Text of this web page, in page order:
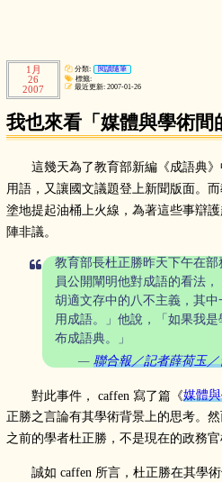
1月
26
2007
分類:
閱讀隨筆
標籤:
最近更新: 2007-01-26
我也來看「媒體與學術間
這幾天為了教育部新編《成語典
用語，又讓國文議題登上新聞版面。
塗地提起油桶上火線，為著這些事辯
陣非議。
教育部長杜正勝昨天下午在
員公開闡明他對成語的看法，
胡適文存中的八不主義，其
用成語。」他說，「如果我
布成語典。」
聯合報／記者薛荷玉／
對此事件， caffen 寫了篇《媒體
正勝之言論有其學術背景上的思考。
之前的學者杜正勝，不是現在的政務官
誠如 caffen 所言，杜正勝在其學